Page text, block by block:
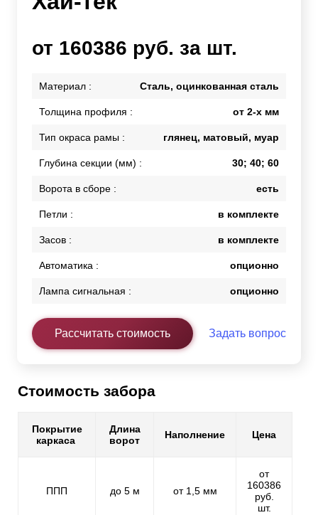
от 160386 руб. за шт.
Материал : Сталь, оцинкованная сталь
Толщина профиля : от 2-х мм
Тип окраса рамы : глянец, матовый, муар
Глубина секции (мм) : 30; 40; 60
Ворота в сборе : есть
Петли : в комплекте
Засов : в комплекте
Автоматика : опционно
Лампа сигнальная : опционно
Рассчитать стоимость Задать вопрос
Стоимость забора
Покрытие
каркаса
Длина
ворот
Наполнение Цена
ППП до 5 м от 1,5 мм
от
160386
руб.
шт.